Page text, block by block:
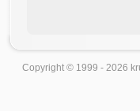
Copyright © 1999 - 2026